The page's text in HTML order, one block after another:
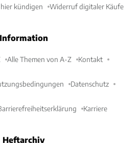
kündigen Widerruf digitaler Käufe
Information
Alle Themen von A-Z Kontakt
Datenschutz
Karriere
Heftarchiv